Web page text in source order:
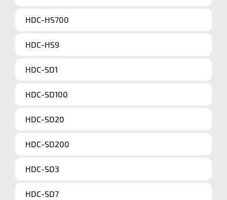
HDC-HS700
HDC-HS9
HDC-SD1
HDC-SD100
HDC-SD20
HDC-SD200
HDC-SD3
HDC-SD7